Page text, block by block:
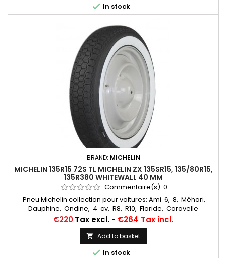
 In stock
BRAND: MICHELIN
MICHELIN 135R15 72S TL MICHELIN ZX 135SR15, 135/80R15,
135R380 WHITEWALL 40 MM
Commentaire(s): 0
Pneu Michelin collection pour voitures: Ami 6, 8, Méhari,
Dauphine, Ondine, 4 cv, R8, R10, Floride, Caravelle
Chambres à air conseillées: 400/425/125/135x15 MICHELIN
VALVE OBLIQUE CAOUTCHOUC (15CB13)15 CB 13 Michelin Autres
appellations: 135R15, 135/80R15, 135-15, 135X15, 135/80-15,
135/80X15, 135-380, 135X380, 135/15, 135*15, 135TR15, 135...
Price
€220Tax excl. - €264 Tax incl.
 Add to basket
 In stock